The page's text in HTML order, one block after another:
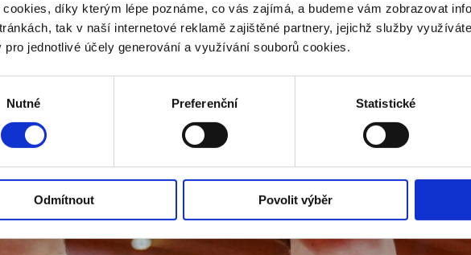
cookies, díky kterým lépe poznáme, co vás zajímá, a budeme vám zobrazovat
tak v naší internetové reklamě zajištěné partnery, jejichž služby
pro jednotlivé účely generování a využívání souborů cookies.
Nutné Preferenční Statistické
Odmítnout Povolit výběr